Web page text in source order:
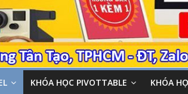
KHÓA HỌC PIVOTTABLE KHÓA